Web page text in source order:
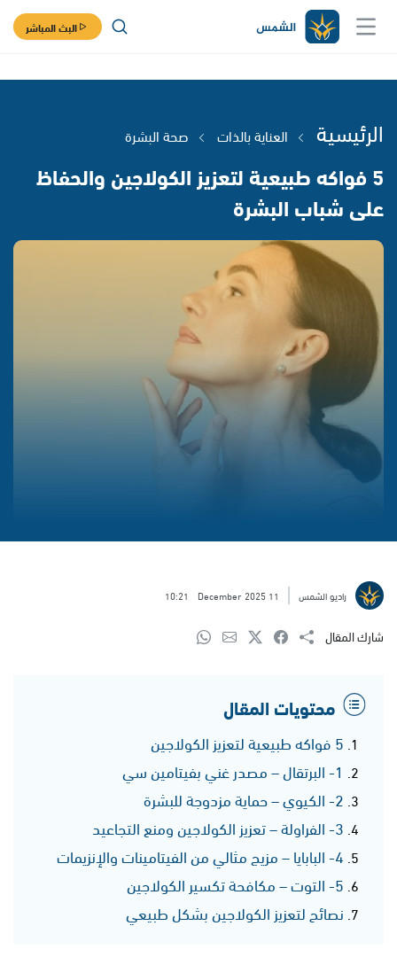
البث المباشر
الرئيسية العناية بالذات صحة البشرة
5 فواكه طبيعية لتعزيز الكولاجين والحفاظ
على شباب البشرة
راديو الشمس 11 December 2025
10:21
شارك المقال
محتويات المقال
5 فواكه طبيعية لتعزيز الكولاجين
1- البرتقال – مصدر غني بفيتامين سي
2- الكيوي – حماية مزدوجة للبشرة
3- الفراولة – تعزيز الكولاجين ومنع التجاعيد
4- البابايا – مزيج مثالي من الفيتامينات والإنزيمات
5- التوت – مكافحة تكسير الكولاجين
نصائح لتعزيز الكولاجين بشكل طبيعي